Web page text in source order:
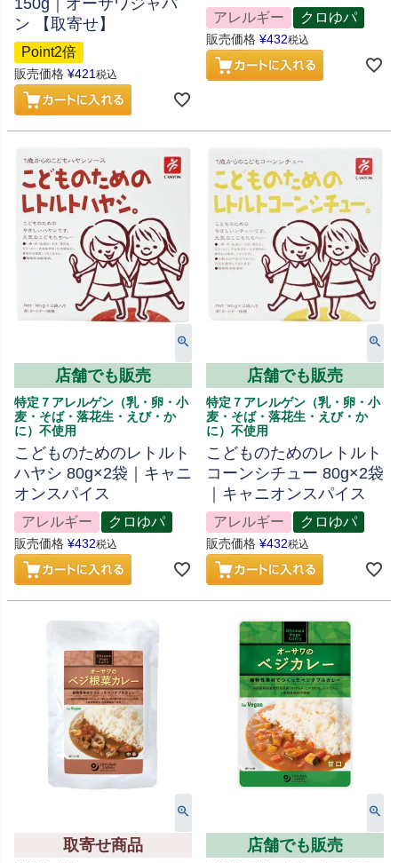
ン 【取寄せ】
Point2倍
販売価格 ¥421 税込
アレルギー クロゆパ
販売価格 ¥432税込
店舗でも販売
特定７アレルゲン（乳・卵・小
麦・そば・落花生・えび・か
に）不使用
こどものためのレトルト
ハヤシ 80g×2袋｜キャニ
オンスパイス
アレルギー クロゆパ
販売価格 ¥432税込
店舗でも販売
特定７アレルゲン（乳・卵・小
麦・そば・落花生・えび・か
に）不使用
こどものためのレトルト
コーンシチュー 80g×2袋
｜キャニオンスパイス
アレルギー クロゆパ
販売価格 ¥432税込
取寄せ商品 店舗でも販売